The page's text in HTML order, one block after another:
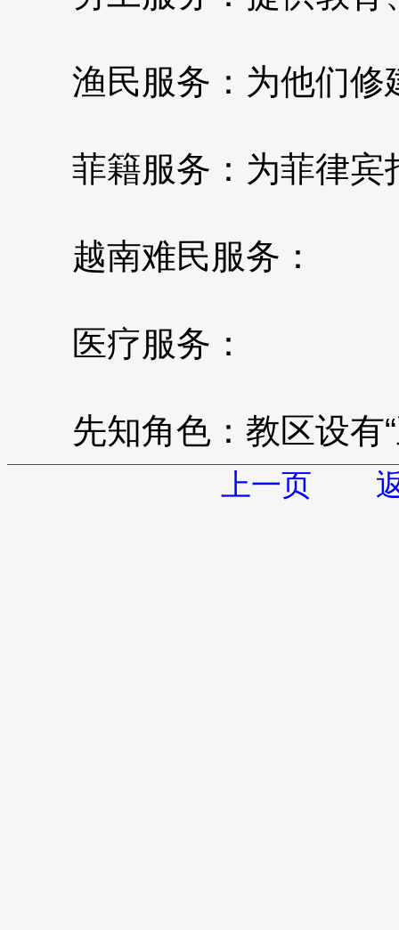
渔民服务：为他们修
菲籍服务：为菲律宾
越南难民服务：
医疗服务：
先知角色：教区设有
上一页